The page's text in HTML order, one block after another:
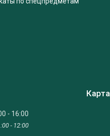
16:00
12:00
Карта